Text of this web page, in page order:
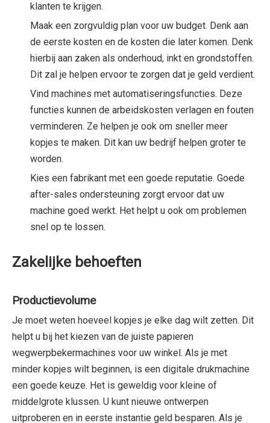
klanten te krijgen.
Maak een zorgvuldig plan voor uw budget. Denk aan
de eerste kosten en de kosten die later komen. Denk
hierbij aan zaken als onderhoud, inkt en grondstoffen.
Dit zal je helpen ervoor te zorgen dat je geld verdient.
Vind machines met automatiseringsfuncties. Deze
functies kunnen de arbeidskosten verlagen en fouten
verminderen. Ze helpen je ook om sneller meer
kopjes te maken. Dit kan uw bedrijf helpen groter te
worden.
Kies een fabrikant met een goede reputatie. Goede
after-sales ondersteuning zorgt ervoor dat uw
machine goed werkt. Het helpt u ook om problemen
snel op te lossen.
Zakelijke behoeften
Productievolume
Je moet weten hoeveel kopjes je elke dag wilt zetten. Dit
helpt u bij het kiezen van de juiste papieren
wegwerpbekermachines voor uw winkel. Als je met
minder kopjes wilt beginnen, is een digitale drukmachine
een goede keuze. Het is geweldig voor kleine of
middelgrote klussen. U kunt nieuwe ontwerpen
uitproberen en in eerste instantie geld besparen. Als je